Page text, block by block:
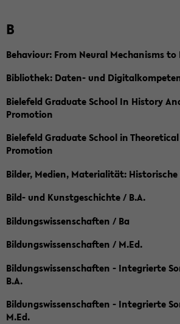
B
Behaviour: From Neural Mechanisms
Bibliothek: Daten- und
Bielefeld Graduate School In History
Promotion
Bielefeld Graduate School in
Promotion
Bilder, Medien, Materialität:
Bild- und Kunstgeschichte / B.A.
Bildungswissenschaften / Ba
Bildungswissenschaften / M.Ed.
Bildungswissenschaften - Integrierte
B.A.
Bildungswissenschaften - Integrierte
M.Ed.